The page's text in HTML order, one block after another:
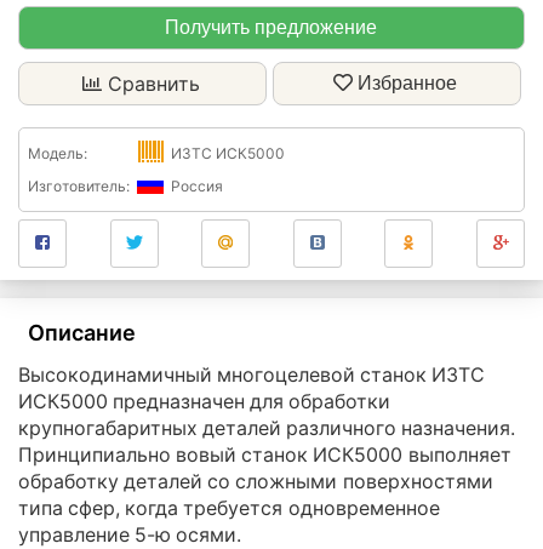
Получить предложение
Сравнить Избранное
Модель:
ИЗТС ИСК5000
Изготовитель:
Россия
Описание
Высокодинамичный многоцелевой станок ИЗТС
ИСК5000 предназначен для обработки
крупногабаритных деталей различного назначения.
Принципиально вовый станок ИСК5000 выполняет
обработку деталей со сложными поверхностями
типа сфер, когда требуется одновременное
управление 5-ю осями.